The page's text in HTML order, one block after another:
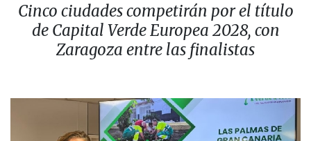
Cinco ciudades competirán por el título
de Capital Verde Europea 2028, con
Zaragoza entre las finalistas